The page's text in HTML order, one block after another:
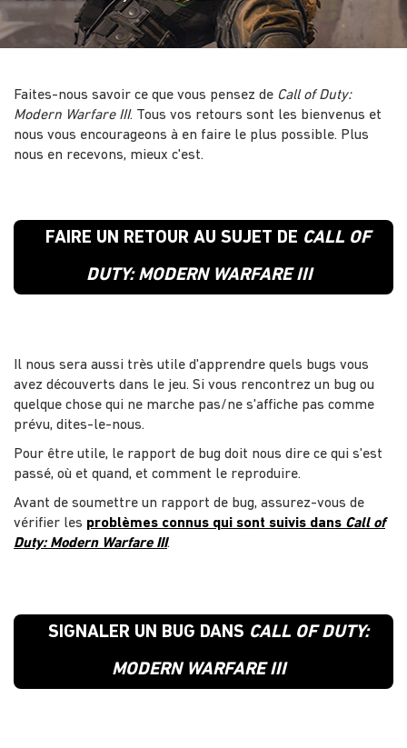
Faites-nous savoir ce que vous pensez de Call of Duty:
Modern Warfare III. Tous vos retours sont les bienvenus et
nous vous encourageons à en faire le plus possible. Plus
nous en recevons, mieux c'est.
FAIRE UN RETOUR AU SUJET DE CALL OF
DUTY: MODERN WARFARE III
Il nous sera aussi très utile d'apprendre quels bugs vous
avez découverts dans le jeu. Si vous rencontrez un bug ou
quelque chose qui ne marche pas/ne s'affiche pas comme
prévu, dites-le-nous.
Pour être utile, le rapport de bug doit nous dire ce qui s'est
passé, où et quand, et comment le reproduire.
Avant de soumettre un rapport de bug, assurez-vous de
vérifier les problèmes connus qui sont suivis dans Call of
Duty: Modern Warfare III.
SIGNALER UN BUG DANS CALL OF DUTY:
MODERN WARFARE III